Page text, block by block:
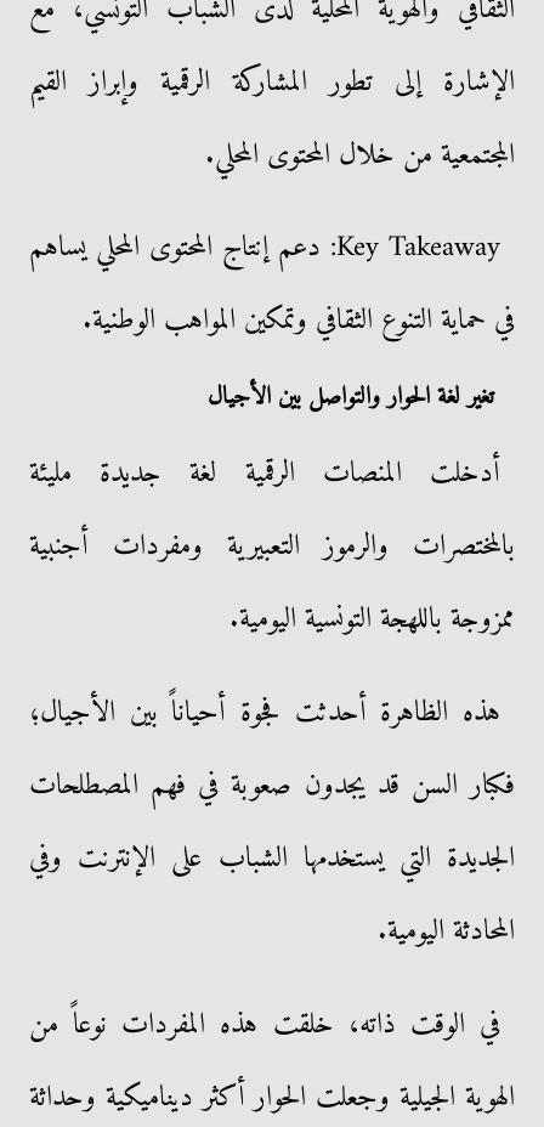
الإشارة إلى تطور المشاركة الرقمية وإبراز القيم
المجتمعية من خلال المحتوى المحلي.
Key Takeaway: دعم إنتاج المحتوى المحلي يساهم
في حماية التنوع الثقافي وتمكين المواهب الوطنية.
تغير لغة الحوار والتواصل بين الأجيال
أدخلت المنصات الرقمية لغة جديدة مليئة
بالمختصرات والرموز التعبيرية ومفردات أجنبية
ممزوجة باللهجة التونسية اليومية.
هذه الظاهرة أحدثت فجوة أحياناً بين الأجيال؛
فكبار السن قد يجدون صعوبة في فهم المصطلحات
الجديدة التي يستخدمها الشباب على الإنترنت وفي
المحادثة اليومية.
في الوقت ذاته، خلقت هذه المفردات نوعاً من
الهوية الجيلية وجعلت الحوار أكثر ديناميكية وحداثة